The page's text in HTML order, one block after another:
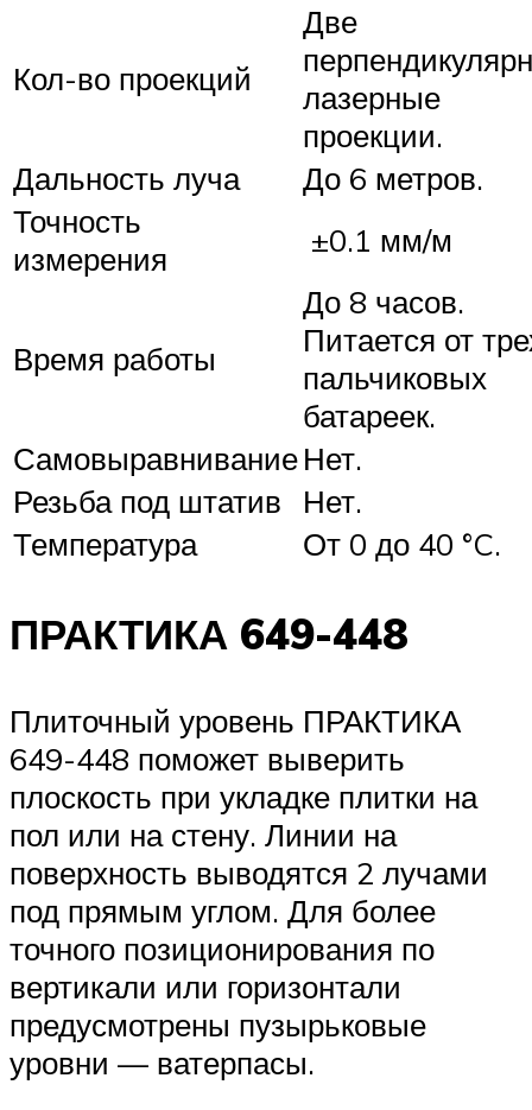
Кол-во проекций
Две
лазерные
проекции.
Дальность луча
До 6 метров.
Точность
измерения
±0.1 мм/м
Время работы
До 8 часов.
Питается от
пальчиковых
батареек.
СамовыравниваниеНет.
Резьба под штатив
Нет.
Температура
От 0 до 40 °C.
ПРАКТИКА 649-448
Плиточный уровень ПРАКТИКА
649-448 поможет выверить
плоскость при укладке плитки на
пол или на стену. Линии на
поверхность выводятся 2 лучами
под прямым углом. Для более
точного позиционирования по
вертикали или горизонтали
предусмотрены пузырьковые
уровни — ватерпасы.